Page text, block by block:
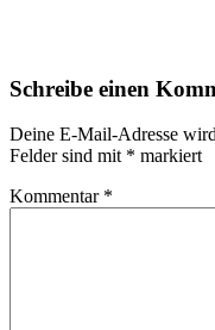
Schreibe einen
Deine E-Mail-Adresse
Felder sind mit * markiert
Kommentar *